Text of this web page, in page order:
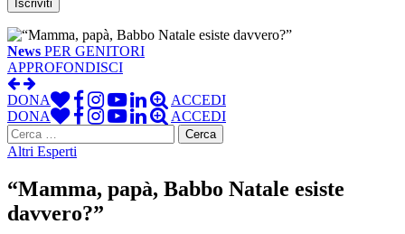
News PER GENITORI
APPROFONDISCI
DONA
ACCEDI
DONA
ACCEDI
Ricerca
per:
Altri Esperti
“Mamma, papà, Babbo Natale esiste
davvero?”